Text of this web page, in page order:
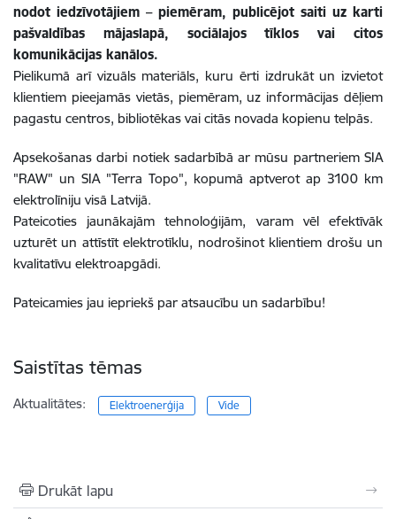
nodot iedzīvotājiem – piemēram, publicējot saiti uz karti
pašvaldības mājaslapā, sociālajos tīklos vai citos
komunikācijas kanālos.
Pielikumā arī vizuāls materiāls, kuru ērti izdrukāt un izvietot
klientiem pieejamās vietās, piemēram, uz informācijas dēļiem
pagastu centros, bibliotēkas vai citās novada kopienu telpās.
Apsekošanas darbi notiek sadarbībā ar mūsu partneriem SIA
"RAW" un SIA "Terra Topo", kopumā aptverot ap 3100 km
elektrolīniju visā Latvijā.
Pateicoties jaunākajām tehnoloģijām, varam vēl efektīvāk
uzturēt un attīstīt elektrotīklu, nodrošinot klientiem drošu un
kvalitatīvu elektroapgādi.
Pateicamies jau iepriekš par atsaucību un sadarbību!
Saistītas tēmas
Aktualitātes: Elektroenerģija Vide
Drukāt lapu